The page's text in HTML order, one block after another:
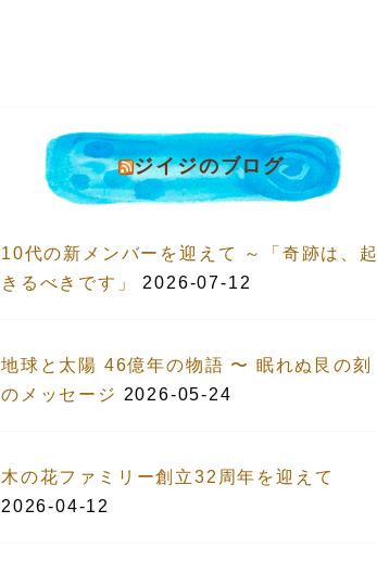
ジイジのブログ
10代の新メンバーを迎えて ～「奇跡は、起
きるべきです」
2026-07-12
地球と太陽 46億年の物語 〜 眠れぬ艮の刻
のメッセージ 2026-05-24
木の花ファミリー創立32周年を迎えて
2026-04-12